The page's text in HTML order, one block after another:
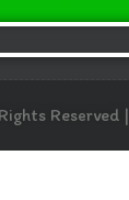
Reserved |